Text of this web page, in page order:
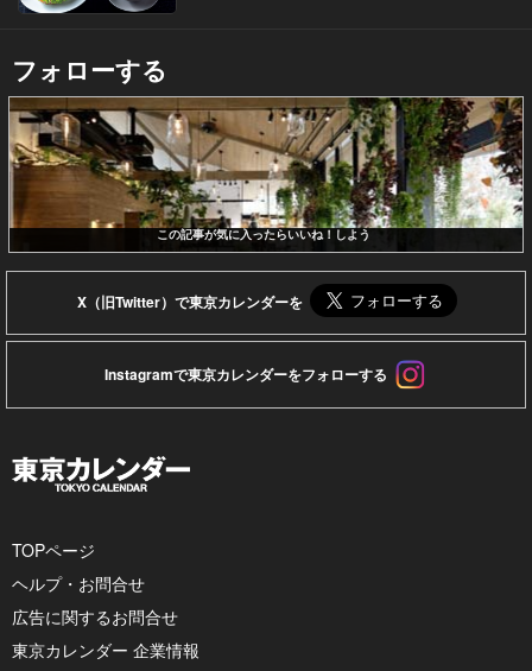
フォローする
この記事が気に入ったらいいね！しよう
X（旧Twitter）で東京カレンダーを
Instagramで東京カレンダーをフォローする
TOPページ
ヘルプ・お問合せ
広告に関するお問合せ
東京カレンダー 企業情報